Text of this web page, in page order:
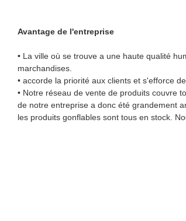
Avantage de l'entreprise
• La ville où se trouve a une haute qualité
marchandises.
• accorde la priorité aux clients et s'efforce
• Notre réseau de vente de produits couvre
de notre entreprise a donc été grandement
les produits gonflables sont tous en stock.